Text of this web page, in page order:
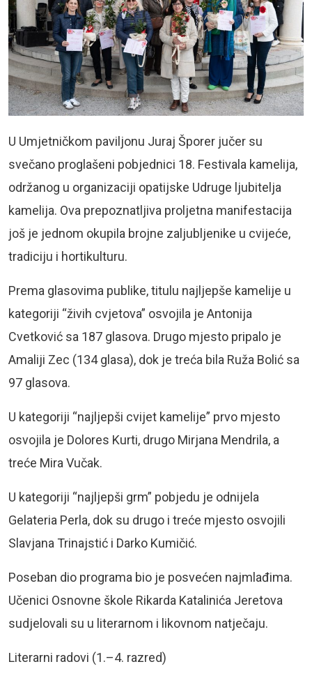
U Umjetničkom paviljonu Juraj Šporer jučer su
svečano proglašeni pobjednici 18. Festivala kamelija,
održanog u organizaciji opatijske Udruge ljubitelja
kamelija. Ova prepoznatljiva proljetna manifestacija
još je jednom okupila brojne zaljubljenike u cvijeće,
tradiciju i hortikulturu.
Prema glasovima publike, titulu najljepše kamelije u
kategoriji “živih cvjetova” osvojila je Antonija
Cvetković sa 187 glasova. Drugo mjesto pripalo je
Amaliji Zec (134 glasa), dok je treća bila Ruža Bolić sa
97 glasova.
U kategoriji “najljepši cvijet kamelije” prvo mjesto
osvojila je Dolores Kurti, drugo Mirjana Mendrila, a
treće Mira Vučak.
U kategoriji “najljepši grm” pobjedu je odnijela
Gelateria Perla, dok su drugo i treće mjesto osvojili
Slavjana Trinajstić i Darko Kumičić.
Poseban dio programa bio je posvećen najmlađima.
Učenici Osnovne škole Rikarda Katalinića Jeretova
sudjelovali su u literarnom i likovnom natječaju.
Literarni radovi (1.–4. razred)